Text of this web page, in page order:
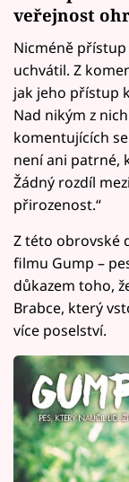
veřejnost
Nicméně
uchvátil. Z
jak jeho přístup
Nad nikým z
komentujících
není ani patrné,
Žádný rozdíl
přirozenost.“
Z této obrovské
filmu Gump –
důkazem toho,
Brabce, který
více poselství.